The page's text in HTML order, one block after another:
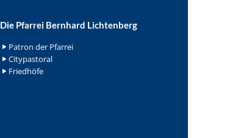
Die Pfarrei Bernhard Lichtenberg
Patron der Pfarrei
Citypastoral
Friedhöfe